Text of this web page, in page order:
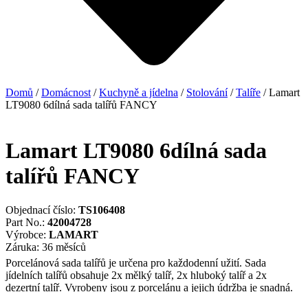
Domů /Domácnost /Kuchyně a jídelna / Stolování/Talíře / Lamart
LT9080 6dílná sada talířů FANCY
Lamart LT9080 6dílná sada
talířů FANCY
Objednací číslo: TS106408
Part No.: 42004728
Výrobce: LAMART
Záruka: 36 měsíců
Porcelánová sada talířů je určena pro každodenní užití. Sada
jídelních talířů obsahuje 2x mělký talíř, 2x hluboký talíř a 2x
dezertní talíř. Vyrobeny jsou z porcelánu a jejich údržba je snadná.